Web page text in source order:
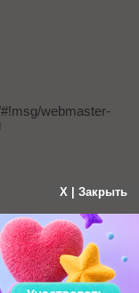
webmaster-
сайт на WP,
X | Закрыть